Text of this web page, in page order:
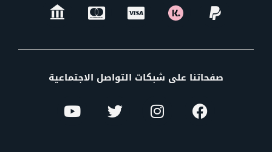
صفحاتنا على شبكات التواصل الاجتماعية